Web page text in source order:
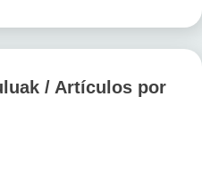
/ Artículos por